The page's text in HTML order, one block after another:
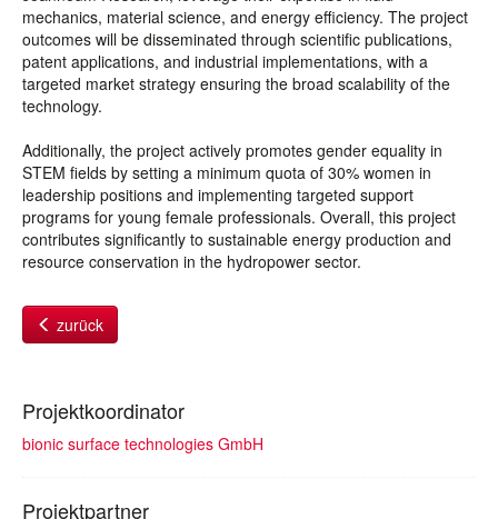
mechanics, material science, and energy efficiency. The project
outcomes will be disseminated through scientific publications,
patent applications, and industrial implementations, with a
targeted market strategy ensuring the broad scalability of the
technology.
Additionally, the project actively promotes gender equality in
STEM fields by setting a minimum quota of 30% women in
leadership positions and implementing targeted support
programs for young female professionals. Overall, this project
contributes significantly to sustainable energy production and
resource conservation in the hydropower sector.
zurück
Projektkoordinator
bionic surface technologies GmbH
Projektpartner